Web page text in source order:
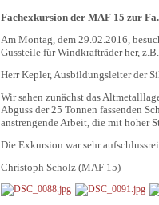
Fachexkursion der MAF 15 zur
Am Montag, dem 29.02.2016,
Gussteile für Windkrafträder her,
Herr Kepler, Ausbildungsleiter der
Wir sahen zunächst das
Abguss der 25 Tonnen fassenden
anstrengende Arbeit, die mit hoher
Die Exkursion war sehr
Christoph Scholz (MAF 15)